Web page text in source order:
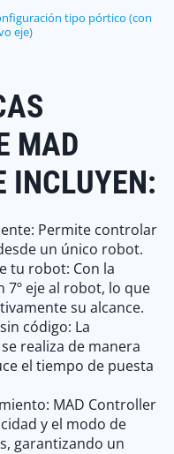
tipo pórtico (con
eje)
MAD
INCLUYEN:
Permite controlar
un único robot.
tu robot: Con la
7º eje al robot, lo que
su alcance.
código: La
realiza de manera
el tiempo de puesta
MAD Controller
y el modo de
garantizando un